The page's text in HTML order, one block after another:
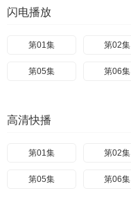
闪电播放
第01集 第02集
第05集 第06集
高清快播
第01集 第02集
第05集 第06集